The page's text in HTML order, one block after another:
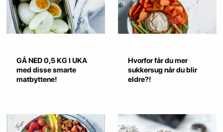
GÅ NED 0,5 KG I UKA
med disse smarte
matbyttene!
Hvorfor får du mer
sukkersug når du blir
eldre?!